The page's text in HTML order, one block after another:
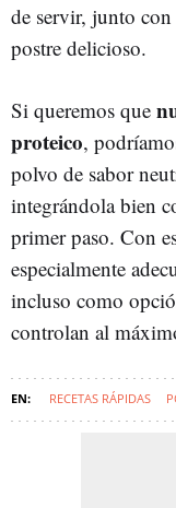
de servir, junto con
postre delicioso.
Si queremos que
proteico,
polvo de sabor
integrándola bien
primer paso. Con
especialmente
incluso como
controlan al
RECETAS RÁPIDAS